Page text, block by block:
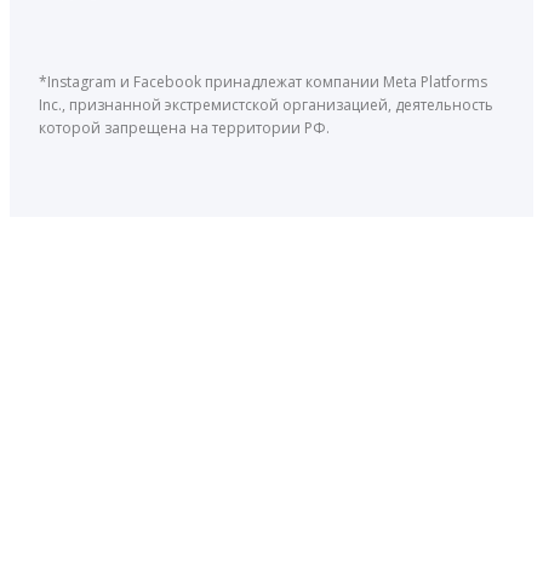
*Instagram и Facebook принадлежат компании Meta Platforms
Inc., признанной экстремистской организацией, деятельность
которой запрещена на территории РФ.